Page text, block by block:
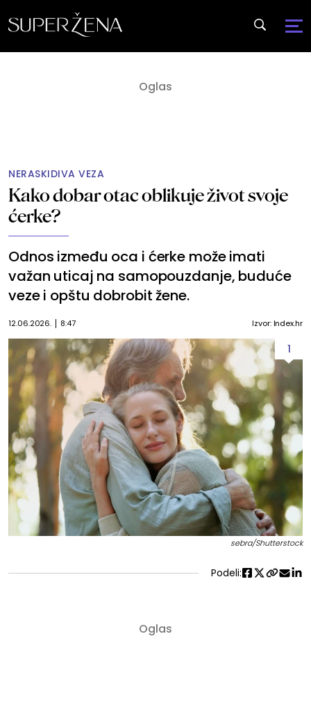
NERASKIDIVA VEZA
Kako dobar otac oblikuje život svoje
ćerke?
Odnos između oca i ćerke može imati
važan uticaj na samopouzdanje, buduće
veze i opštu dobrobit žene.
12.06.2026. 8:47 Izvor: Index.hr
1
sebra/Shutterstock
Podeli: